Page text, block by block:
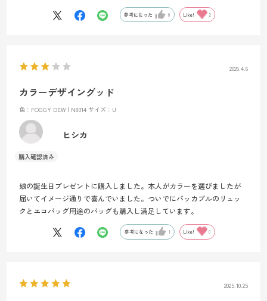
参考になった 0 Like! 2
2026.4.6
カラーデザイングッド
色：FOGGY DEW | N8014 サイズ：U
ヒシカ
娘の誕生日プレゼントに購入しました。本人がカラーを選びましたが
届いてイメージ通りで喜んでいました。ついでにパッカブルのリュッ
クとエコバッグ用途のバッグも購入し満足しています。
参考になった 1 Like! 0
2025.10.25